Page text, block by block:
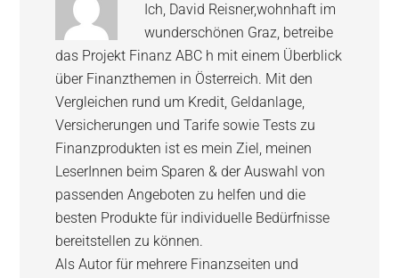
Ich, David Reisner,wohnhaft im
wunderschönen Graz, betreibe
das Projekt Finanz ABC h mit einem Überblick
über Finanzthemen in Österreich. Mit den
Vergleichen rund um Kredit, Geldanlage,
Versicherungen und Tarife sowie Tests zu
Finanzprodukten ist es mein Ziel, meinen
LeserInnen beim Sparen & der Auswahl von
passenden Angeboten zu helfen und die
besten Produkte für individuelle Bedürfnisse
bereitstellen zu können.
Als Autor für mehrere Finanzseiten und